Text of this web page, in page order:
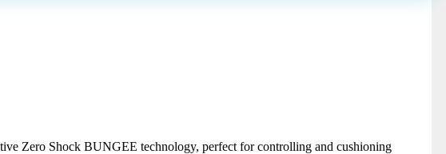
Zero Shock BUNGEE technology, perfect for controlling and cushioning